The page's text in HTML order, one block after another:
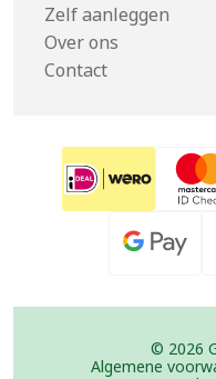
Zelf aanleggen
Over ons
Contact
© 2026
Algemene